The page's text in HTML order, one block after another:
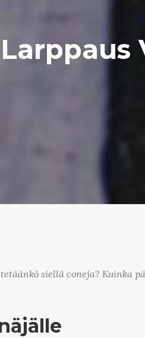
Larppaus
siellä coneja? Kuinka